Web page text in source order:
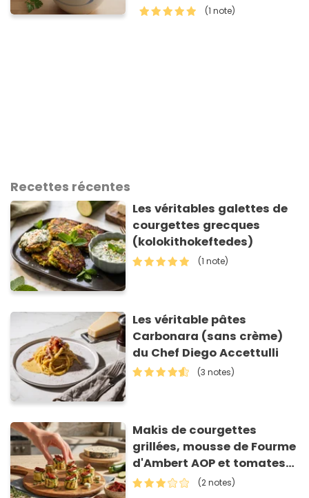
(1 note)
Recettes récentes
Les véritables galettes de
courgettes grecques
(kolokithokeftedes)
(1 note)
Les véritable pâtes
Carbonara (sans crème)
du Chef Diego Accettulli
(3 notes)
Makis de courgettes
grillées, mousse de Fourme
d'Ambert AOP et tomates
séchées
(2 notes)